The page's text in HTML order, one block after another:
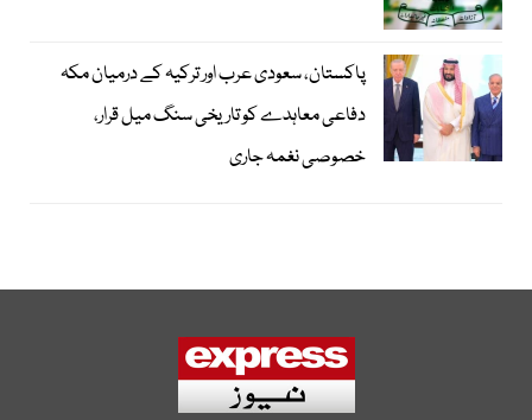
پاکستان، سعودی عرب اور ترکیہ کے درمیان مکہ
دفاعی معاہدے کو تاریخی سنگ میل قرار،
خصوصی نغمہ جاری